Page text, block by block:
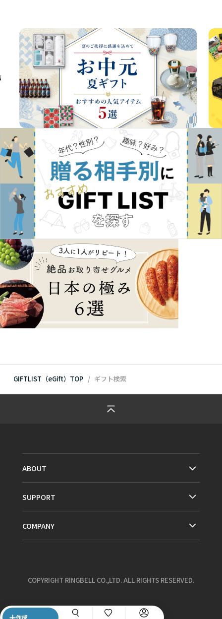
GIFTLIST（eGift）TOP ギフト検索
ABOUT
SUPPORT
COMPANY
COPYRIGHT RINGBELL CO.,LTD. ALL RIGHTS RESERVED.
作成